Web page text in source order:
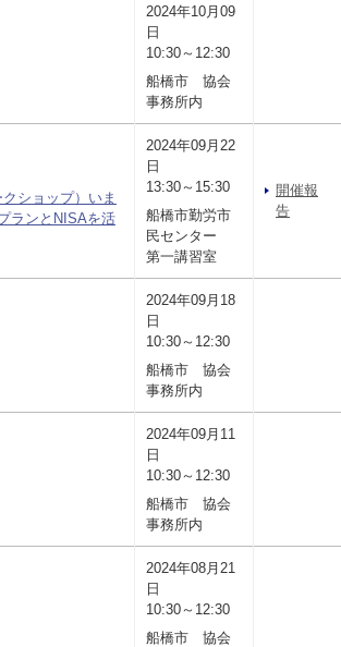
2024年10月09
日
10:30～12:30
船橋市 協会
事務所内
クショップ）いま
ランとNISAを活
2024年09月22
日
13:30～15:30
船橋市勤労市
民センター
第一講習室
開催報
告
2024年09月18
日
10:30～12:30
船橋市 協会
事務所内
2024年09月11
日
10:30～12:30
船橋市 協会
事務所内
2024年08月21
日
10:30～12:30
船橋市 協会